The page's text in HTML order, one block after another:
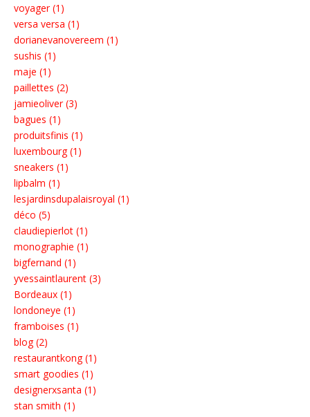
voyager (1)
versa versa (1)
dorianevanovereem (1)
sushis (1)
maje (1)
paillettes (2)
jamieoliver (3)
bagues (1)
produitsfinis (1)
luxembourg (1)
sneakers (1)
lipbalm (1)
lesjardinsdupalaisroyal (1)
déco (5)
claudiepierlot (1)
monographie (1)
bigfernand (1)
yvessaintlaurent (3)
Bordeaux (1)
londoneye (1)
framboises (1)
blog (2)
restaurantkong (1)
smart goodies (1)
designerxsanta (1)
stan smith (1)